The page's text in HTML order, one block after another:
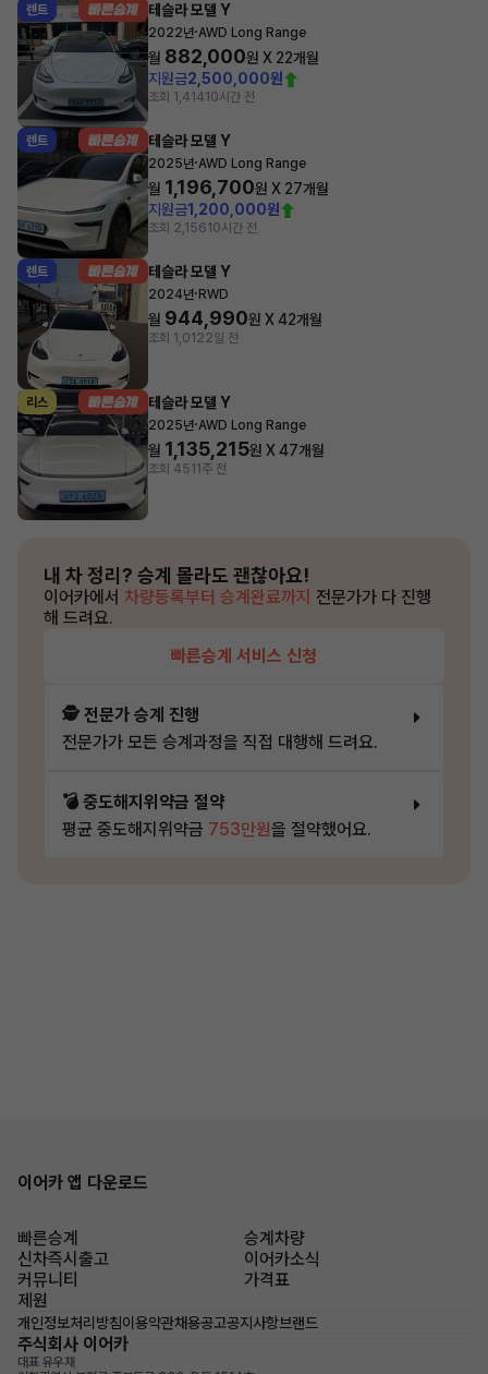
렌트 테슬라 모델 Y
2022년·AWD Long Range
월 882,000원 X 22개월
지원금2,500,000원
조회 1,41410시간 전
렌트 테슬라 모델 Y
2025년·AWD Long Range
월 1,196,700원 X 27개월
지원금1,200,000원
조회 2,15610시간 전
렌트 테슬라 모델 Y
2024년· RWD
월 944,990원 X42개월
조회 1,0122일 전
리스 테슬라 모델 Y
2025년·AWD Long Range
월 1,135,215원 X47개월
조회 451 1주 전
내 차 정리? 승계 몰라도 괜찮아요!
이어카에서 차량등록부터 승계완료까지 전문가가 다 진행
해 드려요.
빠른승계 서비스 신청
🕵️ 전문가 승계 진행
전문가가 모든 승계과정을 직접 대행해 드려요.
💣 중도해지위약금 절약
평균 중도해지위약금 753만원을 절약했어요.
이어카 앱 다운로드
빠른승계
승계차량
신차즉시출고
이어카소식
커뮤니티
가격표
제원
개인정보처리방침이용약관채용공고공지사항브랜드
주식회사 이어카
대표 유우재